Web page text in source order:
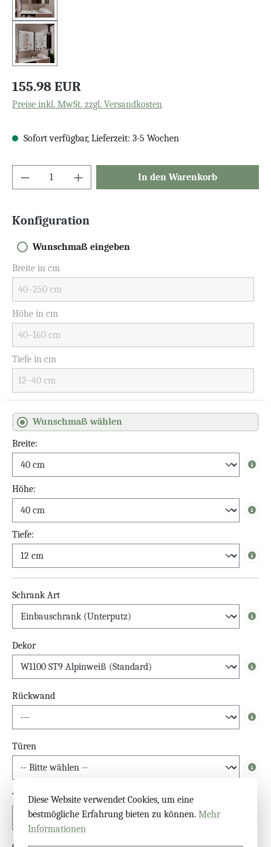
155.98 EUR
Preise inkl. MwSt. zzgl. Versandkosten
Sofort verfügbar, Lieferzeit: 3-5 Wochen
In den Warenkorb
Konfiguration
Wunschmaß eingeben
Breite in cm
Höhe in cm
Tiefe in cm
Wunschmaß wählen
Breite:
Info
Höhe:
Info
Tiefe:
Info
Schrank Art
Info
Dekor
Info
Rückwand
Info
Türen
Info
Türgriffe Spiegelschrank
Diese Website verwendet Cookies, um eine
bestmögliche Erfahrung bieten zu können.Mehr
Informationen